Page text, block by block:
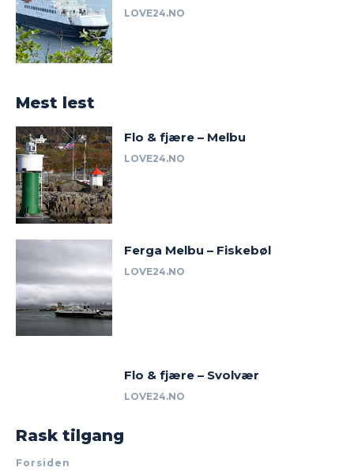
LOVE24.NO
Mest lest
Flo & fjære – Melbu
LOVE24.NO
Ferga Melbu – Fiskebøl
LOVE24.NO
Flo & fjære – Svolvær
LOVE24.NO
Rask tilgang
Forsiden